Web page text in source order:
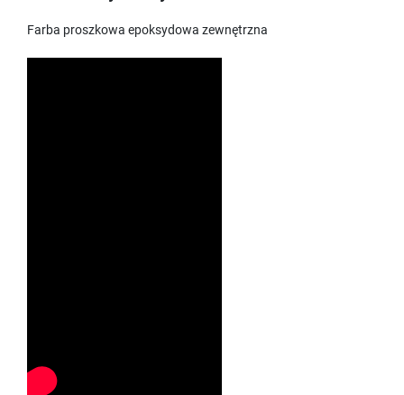
Farba proszkowa epoksydowa zewnętrzna